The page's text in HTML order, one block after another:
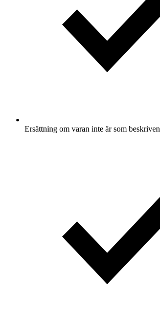
Ersättning om varan inte är som beskriven